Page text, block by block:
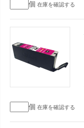
個 在庫を確認する
個 在庫を確認する